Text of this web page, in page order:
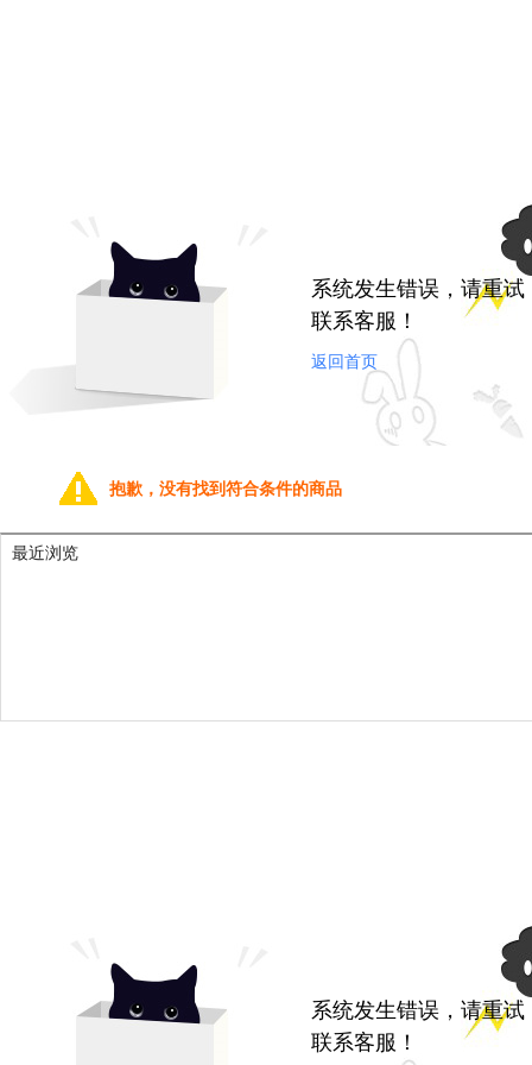
系统发生错误，请重
联系客服！
返回首页
抱歉，没有找到符合条件的商品
最近浏览
系统发生错误，请重
联系客服！